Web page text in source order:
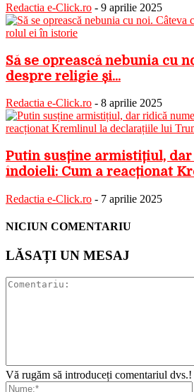
Redactia e-Click.ro - 9 aprilie 2025
Să se oprească nebunia cu
despre religie și...
Redactia e-Click.ro - 8 aprilie 2025
Putin susține armistițiul,
îndoieli: Cum a reacționat
Redactia e-Click.ro - 7 aprilie 2025
NICIUN COMENTARIU
LĂSAȚI UN MESAJ
Vă rugăm să introduceți comentariul dvs.!